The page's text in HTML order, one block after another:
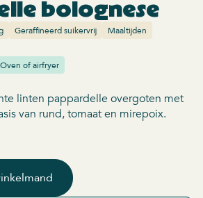
bolognese
Geraffineerd suikervrij
Maaltijden
Oven of airfryer
linten pappardelle overgoten met
van rund, tomaat en mirepoix.